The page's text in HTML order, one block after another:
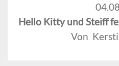
Hello Kitty und Steiff
Von